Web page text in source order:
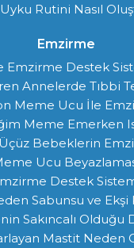
Rutini Nasıl
Emzirme
Emzirme Destek
Annelerde Tıbbi
Meme Ucu İle
Meme Emerken
Bebeklerin
Ucu
Destek
Sabunsu ve Ekşi
Sakıncalı Olduğu
Mastit Neden